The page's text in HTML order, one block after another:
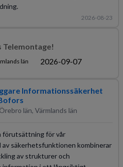
2026-08-23
län 2026-09-07
Informationssäkerhet
Örebro län, Värmlands län
förutsättning för vår
av säkerhetsfunktionen kombinerar
av strukturer och